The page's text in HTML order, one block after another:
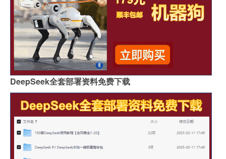
DeepSeek全套部署资料免费下载